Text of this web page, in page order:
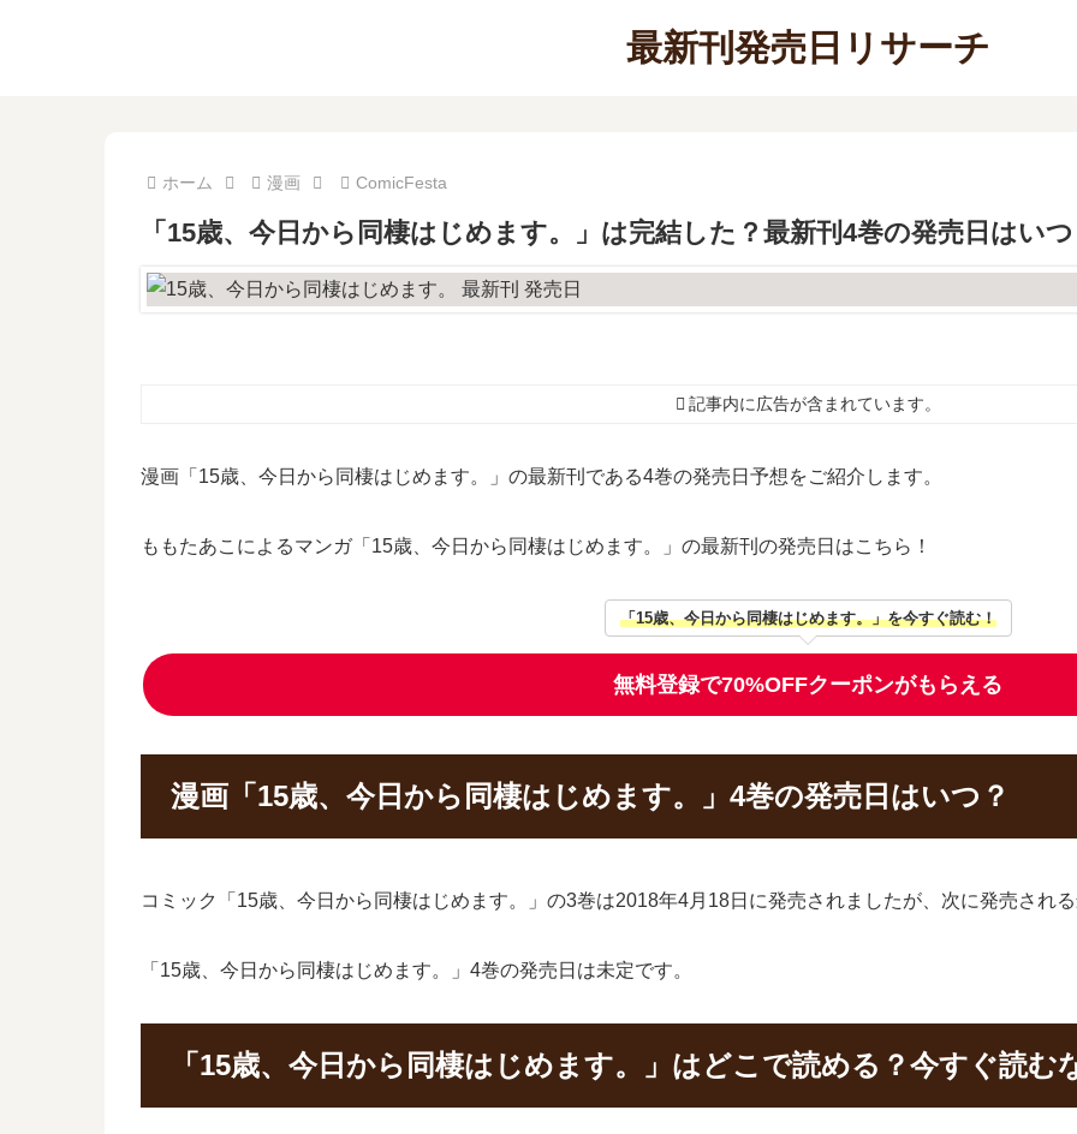
最新刊発売日リサーチ
ホーム 漫画 ComicFesta
「15歳、今日から同棲はじめます。」は完結した？最新刊4巻の発売日はい
記事内に広告が含まれています。
漫画「15歳、今日から同棲はじめます。」の最新刊である4巻の発売日予想をご紹介します。
ももたあこによるマンガ「15歳、今日から同棲はじめます。」の最新刊の発売日はこちら！
「15歳、今日から同棲はじめます。」を今すぐ読む！
無料登録で70%OFFクーポンがもらえる
漫画「15歳、今日から同棲はじめます。」4巻の発売日はいつ？
コミック「15歳、今日から同棲はじめます。」の3巻は2018年4月18日に発売されましたが、次に発売され
「15歳、今日から同棲はじめます。」4巻の発売日は未定です。
「15歳、今日から同棲はじめます。」はどこで読める？今すぐ読む